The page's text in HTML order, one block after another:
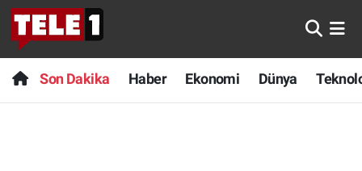
Son Dakika Haber Ekonomi Dünya
Anında Manşet
Başka Sohbetler
Son Dakika
Haber
Nöbetçi Eczaneler
Hava Durumu